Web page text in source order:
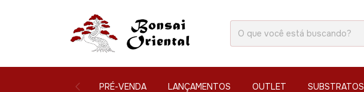
PRÉ-VENDA LANÇAMENTOS OUTLET SUBSTRATOS